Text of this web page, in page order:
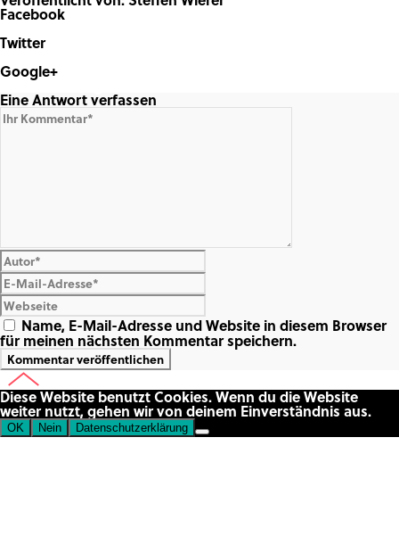
Facebook
Twitter
Google+
Share on Google+
Eine Antwort verfassen
Name, E-Mail-Adresse und Website in diesem Browser
für meinen nächsten Kommentar speichern.
Diese Website benutzt Cookies. Wenn du die Website
weiter nutzt, gehen wir von deinem Einverständnis aus.
OK Nein Datenschutzerklärung